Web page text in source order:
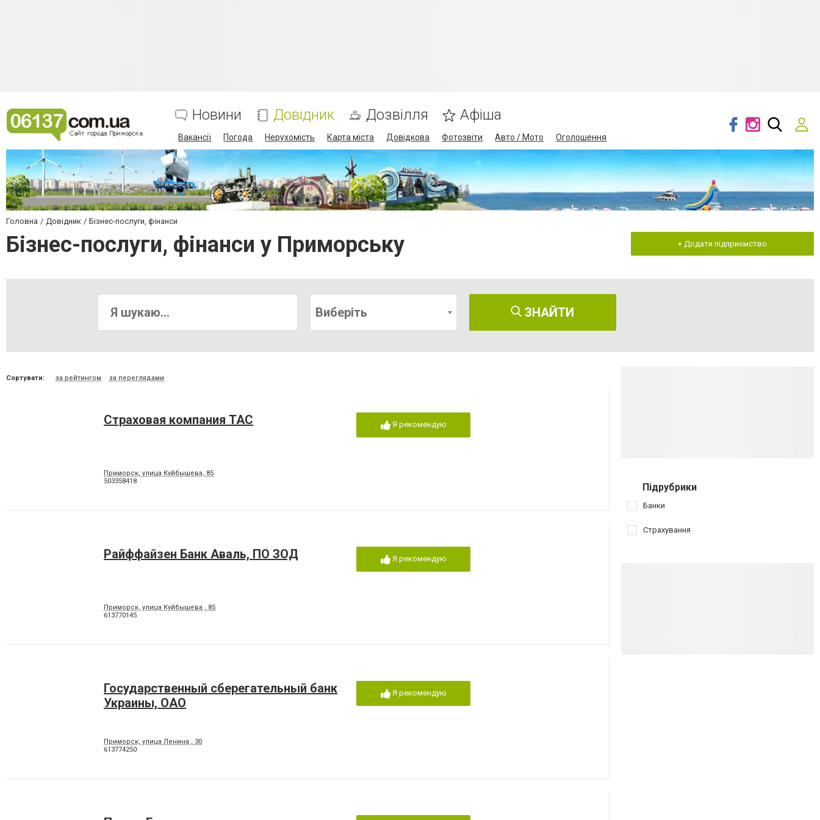
Новини Довідник Дозвілля Афіша
Вакансії Погода Нерухомість Карта міста Довідкова Фотозвіти Авто / Мото Оголошення
Головна Довідник Бізнес-послуги, фінанси
Бізнес-послуги, фінанси у Приморську + Додати підприємство
Виберіть ЗНАЙТИ
Сортувати: за рейтингом за переглядами
Страховая компания ТАС
Приморск, улица Куйбышева, 85
503358418
Я рекомендую
Райффайзен Банк Аваль, ПО ЗОД
Приморск, улица Куйбышева , 85
613770145
Я рекомендую
Государственный сберегательный банк
Украины, ОАО
Приморск, улица Ленина , 30
613774250
Я рекомендую
Підрубрики
Банки
Страхування